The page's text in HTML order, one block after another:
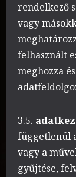
rendelkező
vagy
felhasznált
meghozza
3.5.
függetlenül
vagy a
gyűjtése,